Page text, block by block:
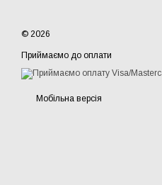
© 2026
Приймаємо до оплати
Мобільна версія